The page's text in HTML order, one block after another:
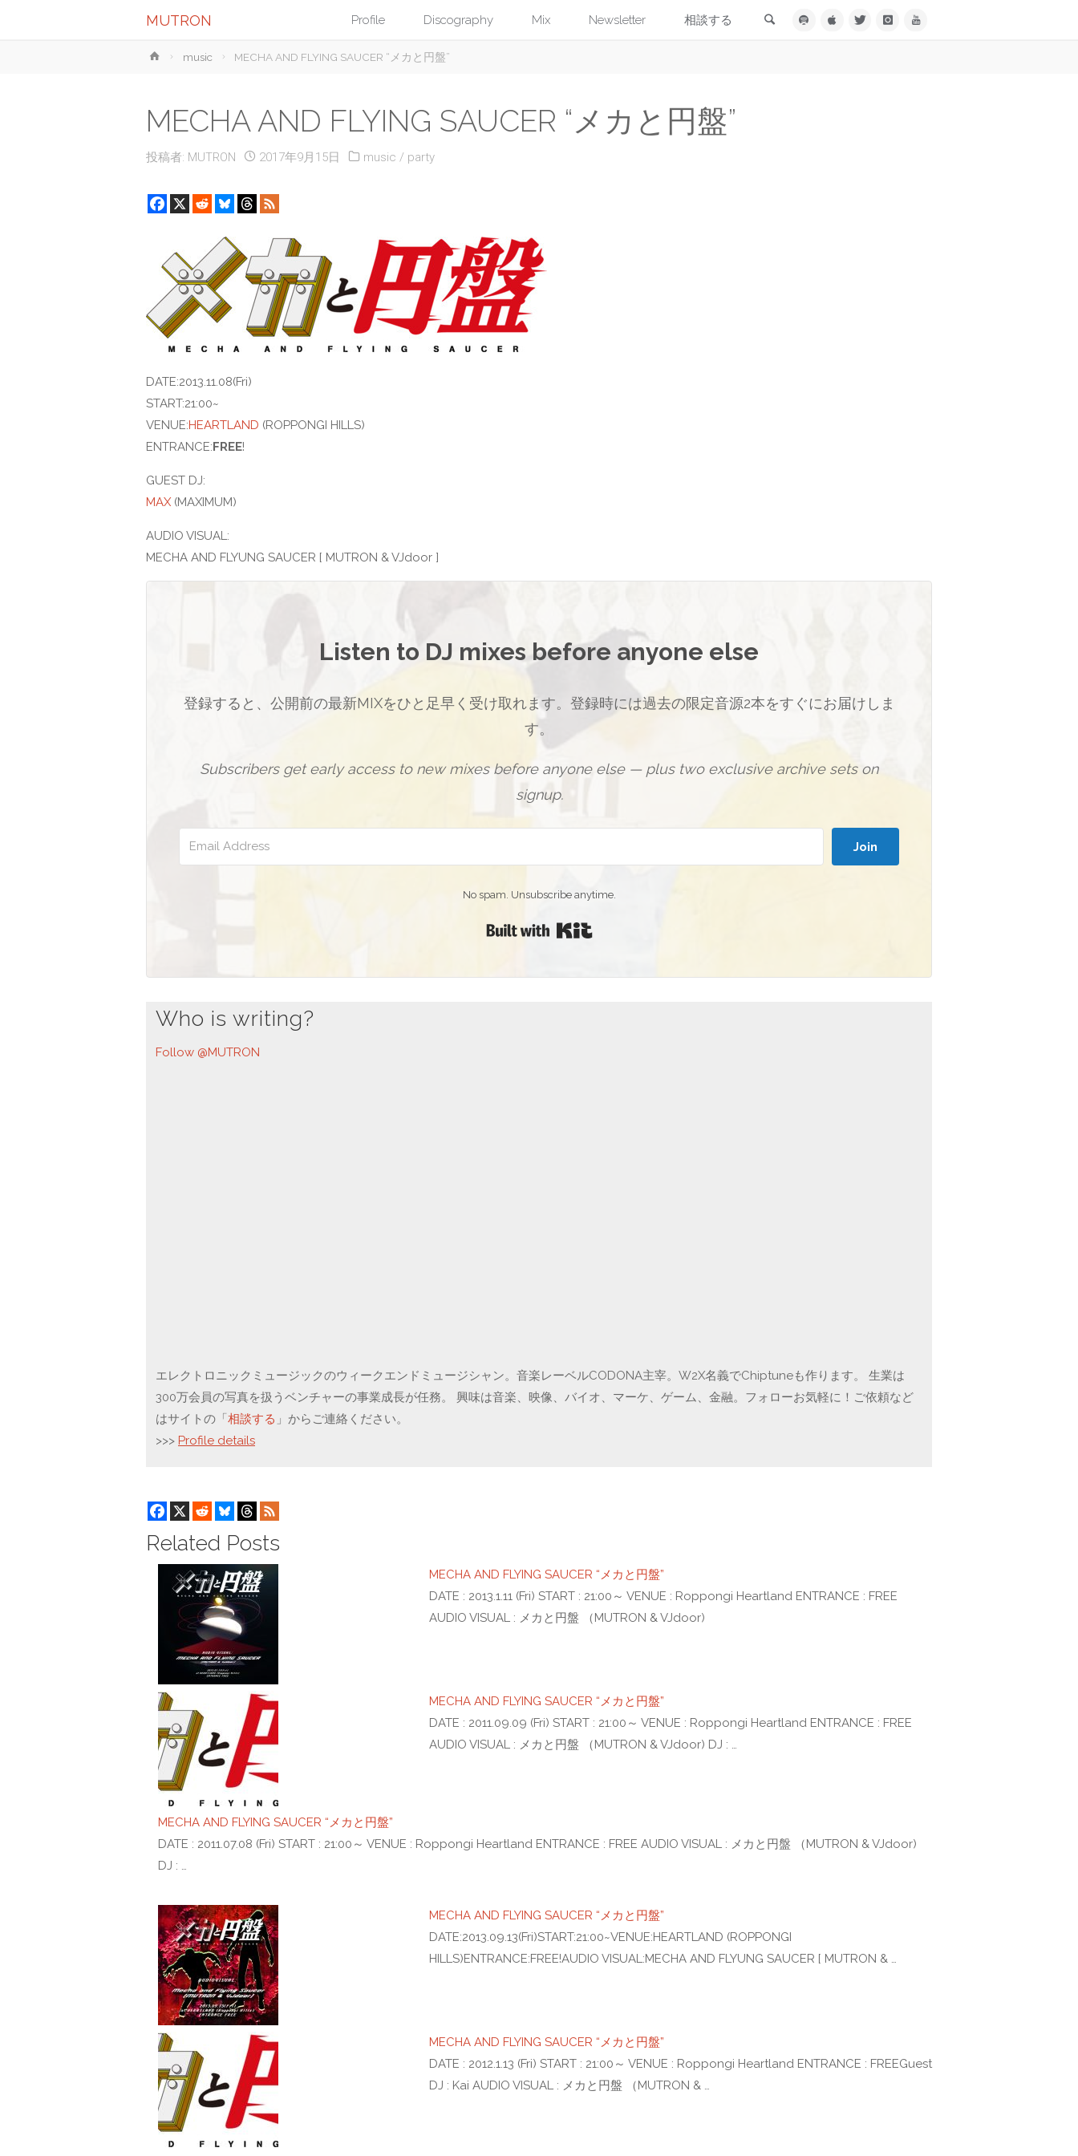
MUTRON コ
ン
キ
ッ
Profile Discography Mix Newsletter 相談する 検索
ホ
music MECHA AND FLYING SAUCER “メカと円盤”
MECHA AND FLYING SAUCER “メカと円盤”
投稿者: MUTRON 2017年9月15日 music / party
DATE:2013.11.08(Fri)
START:21:00~
VENUE:HEARTLAND (ROPPONGI HILLS)
ENTRANCE:FREE!
GUEST DJ:
MAX(MAXIMUM)
AUDIO VISUAL:
MECHA AND FLYUNG SAUCER [ MUTRON & VJdoor ]
Listen to DJ mixes before anyone else
登録すると、公開前の最新MIXをひと足早く受け取れます。登録時には過去の限定音源2本をすぐにお届けしま
す。
Subscribers get early access to new mixes before anyone else — plus two exclusive archive sets on
signup.
Join
No spam. Unsubscribe anytime.
Who is writing?
Follow @MUTRON
エレクトロニックミュージックのウィークエンドミュージシャン。音楽レーベルCODONA主宰。W2X名義でChiptuneも作ります。 生業は
300万会員の写真を扱うベンチャーの事業成長が任務。 興味は音楽、映像、バイオ、マーケ、ゲーム、金融。フォローお気軽に！ご依頼など
はサイトの「相談する 」からご連絡ください。
>>> Profile details
Related Posts
MECHA AND FLYING SAUCER “メカと円盤”
DATE : 2013.1.11 (Fri) START : 21:00～ VENUE : Roppongi Heartland ENTRANCE : FREE
AUDIO VISUAL : メカと円盤 （MUTRON & VJdoor)
MECHA AND FLYING SAUCER “メカと円盤”
DATE : 2011.09.09 (Fri) START : 21:00～ VENUE : Roppongi Heartland ENTRANCE : FREE
AUDIO VISUAL : メカと円盤 （MUTRON & VJdoor) DJ : …
MECHA AND FLYING SAUCER “メカと円盤”
DATE : 2011.07.08 (Fri) START : 21:00～ VENUE : Roppongi Heartland ENTRANCE : FREE AUDIO VISUAL : メカと円盤 （MUTRON & VJdoor)
DJ : …
MECHA AND FLYING SAUCER “メカと円盤”
DATE:2013.09.13(Fri)START:21:00~VENUE:HEARTLAND (ROPPONGI
HILLS)ENTRANCE:FREE!AUDIO VISUAL:MECHA AND FLYUNG SAUCER [ MUTRON & …
MECHA AND FLYING SAUCER “メカと円盤”
DATE : 2012.1.13 (Fri) START : 21:00～ VENUE : Roppongi Heartland ENTRANCE : FREEGuest
DJ : Kai AUDIO VISUAL : メカと円盤 （MUTRON & …